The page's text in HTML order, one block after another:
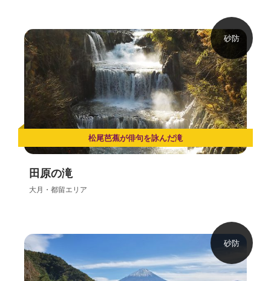
松尾芭蕉が俳句を詠んだ滝
田原の滝
大月・都留エリア
砂防
砂防